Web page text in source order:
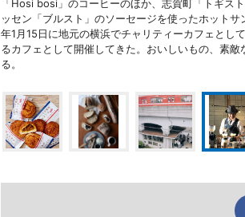
「Hosi bosi」のコーヒーのほか、志賀町「トギス
ッセン「ブルスト」のソーセージを使ったホット
年1月15日に地元の横浜でチャリティーカフェとし
るカフェとして開催してきた。おいしいもの、素
る。